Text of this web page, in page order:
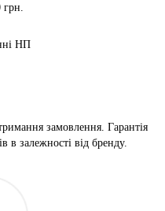
НП
замовлення. Гарантія
в залежності від бренду.